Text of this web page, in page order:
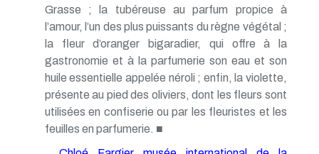
Grasse ; la tubéreuse au parfum propice à
l’amour, l’un des plus puissants du règne végétal ;
la fleur d’oranger bigaradier, qui offre à la
gastronomie et à la parfumerie son eau et son
huile essentielle appelée néroli ; enfin, la violette,
présente au pied des oliviers, dont les fleurs sont
utilisées en confiserie ou par les fleuristes et les
feuilles en parfumerie. ■